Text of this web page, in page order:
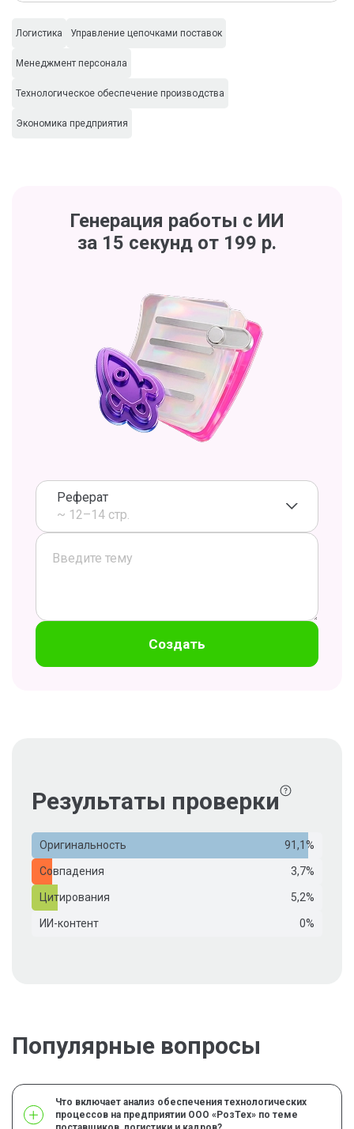
Логистика Управление цепочками поставок
Менеджмент персонала
Технологическое обеспечение производства
Экономика предприятия
Генерация работы с ИИ
за 15 секунд от 199 р.
Реферат
~ 12–14 стр.
Создать
Результаты проверки
Оригинальность 91,1%
Совпадения 3,7%
Цитирования 5,2%
ИИ-контент 0%
Популярные вопросы
Что включает анализ обеспечения технологических
процессов на предприятии ООО «РозТех» по теме